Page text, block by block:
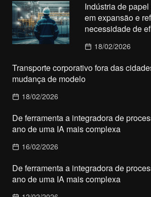
Indústria de
em expansão e
necessidade de
18/02/2026
Transporte corporativo fora das
mudança de modelo
18/02/2026
De ferramenta a integradora de
ano de uma IA mais complexa
16/02/2026
De ferramenta a integradora de
ano de uma IA mais complexa